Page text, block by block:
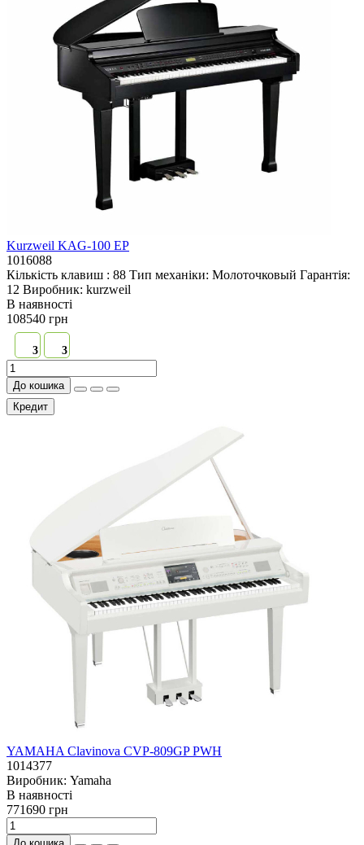
Kurzweil KAG-100 EP
1016088
Кількість клавиш : 88 Тип механіки: Молоточковый Гарантія:
12 Виробник: kurzweil
В наявностi
108540 грн
3 3
До кошика
Кредит
YAMAHA Clavinova CVP-809GP PWH
1014377
Виробник: Yamaha
В наявностi
771690 грн